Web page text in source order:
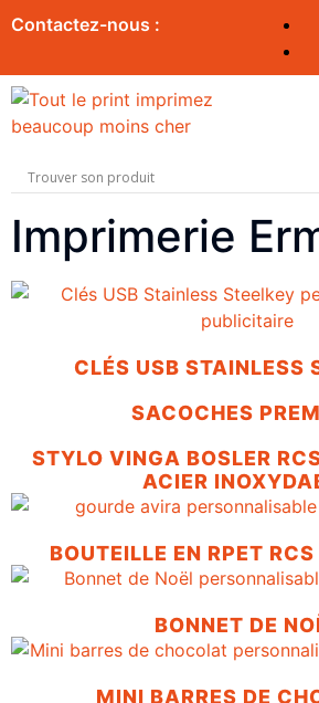
Contactez-nous :
Imprimerie
CLÉS USB STAINLESS
SACOCHES
STYLO VINGA BOSLER
ACIER
BOUTEILLE EN RPET
BONNET DE
MINI BARRES DE